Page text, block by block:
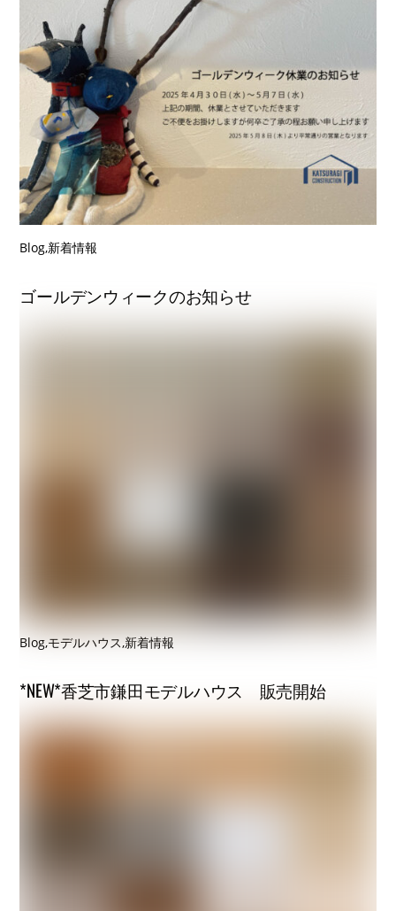
Blog,新着情報
ゴールデンウィークのお知らせ
Blog,モデルハウス,新着情報
*NEW*香芝市鎌田モデルハウス 販売開始